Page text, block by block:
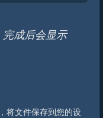
成后会显示
将文件保存到您的设